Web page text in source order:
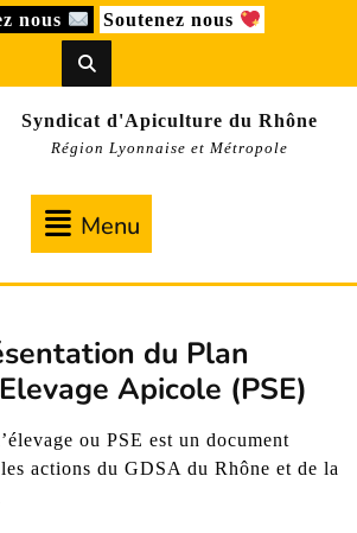
nous Soutenez nous
Syndicat d'Apiculture du Rhône
Région Lyonnaise et Métropole
Menu
du Plan
Apicole (PSE)
ou PSE est un document
actions du GDSA du Rhône et de la